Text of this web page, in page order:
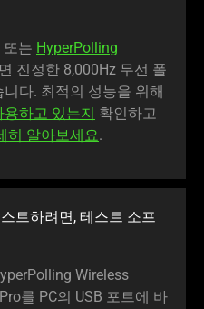
또는 HyperPolling
진정한 8,000Hz 무선 폴
다. 최적의 성능을 위해
하고 있는지 확인하고
히 알아보세요.
트하려면, 테스트 소프
Wireless
를 PC의 USB 포트에 바